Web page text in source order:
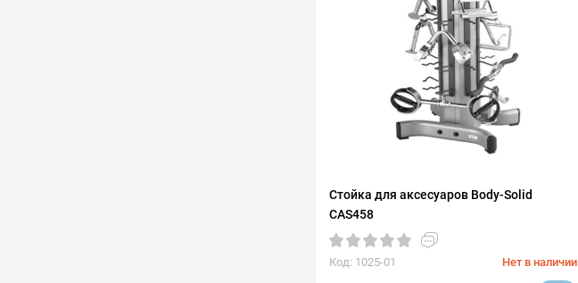
Стойка для аксесуаров Body-Solid
CAS458
Код: 1025-01 Нет в наличии